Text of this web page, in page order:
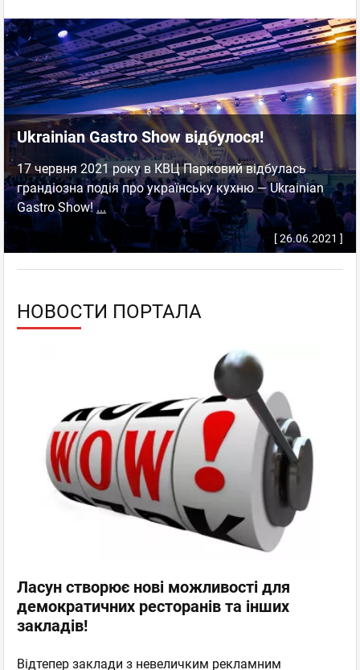
Ukrainian Gastro Show відбулося!
17 червня 2021 року в КВЦ Парковий відбулась
грандіозна подія про українську кухню — Ukrainian
Gastro Show!...
[ 26.06.2021 ]
НОВОСТИ ПОРТАЛА
Ласун створює нові можливості для
демократичних ресторанів та інших
закладів!
Відтепер заклади з невеличким рекламним